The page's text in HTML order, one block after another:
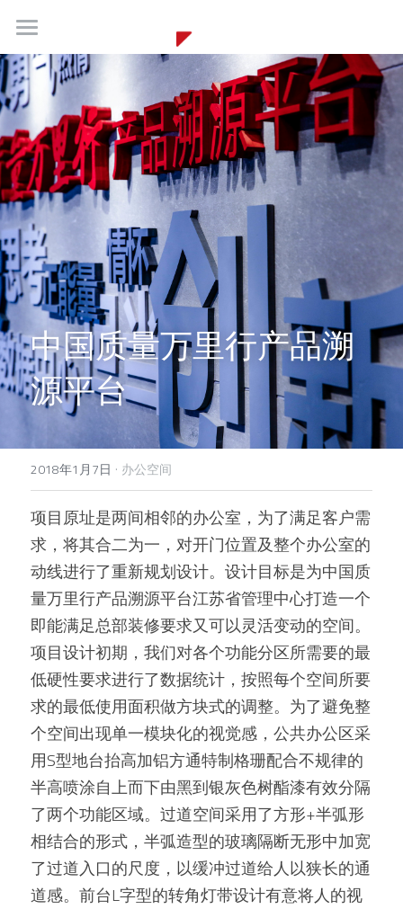
PROFILE
PROJECTS
HONORS
PRESS
TEAM
VIEW
CAREERS
CONTACTS
中国质量万里行产品溯
源平台
2018年1月7日 · 办公空间
项目原址是两间相邻的办公室，为了满足客户需
求，将其合二为一，对开门位置及整个办公室的
动线进行了重新规划设计。设计目标是为中国质
量万里行产品溯源平台江苏省管理中心打造一个
即能满足总部装修要求又可以灵活变动的空间。
项目设计初期，我们对各个功能分区所需要的最
低硬性要求进行了数据统计，按照每个空间所要
求的最低使用面积做方块式的调整。为了避免整
个空间出现单一模块化的视觉感，公共办公区采
用S型地台抬高加铝方通特制格珊配合不规律的
半高喷涂自上而下由黑到银灰色树酯漆有效分隔
了两个功能区域。过道空间采用了方形+半弧形
相结合的形式，半弧造型的玻璃隔断无形中加宽
了过道入口的尺度，以缓冲过道给人以狭长的通
道感。前台L字型的转角灯带设计有意将人的视